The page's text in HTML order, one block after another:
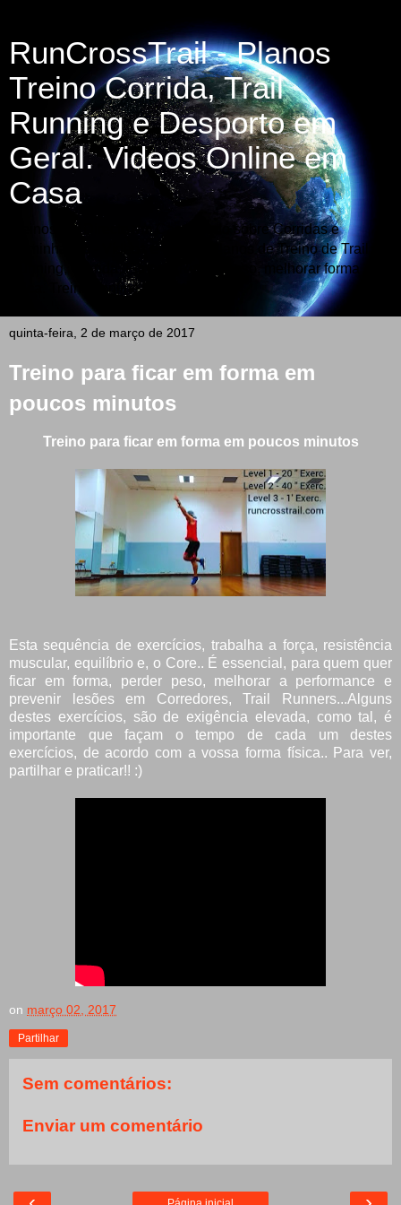
RunCrossTrail - Planos
Treino Corrida, Trail
Running e Desporto em
Geral. Videos Online em
Casa
Treinos em Directo em Casa -Tudo sobre Corridas e
Caminhadas - Vídeos e Fotos - Planos de Treino de Trail
Running, Corrida, Fitness, Perder peso, melhorar forma
física. Treinos online em video.
quinta-feira, 2 de março de 2017
Treino para ficar em forma em
poucos minutos
Treino para ficar em forma em poucos minutos
Esta sequência de exercícios, trabalha a força, resistência
muscular, equilíbrio e, o Core.. É essencial, para quem quer
ficar em forma, perder peso, melhorar a performance e
prevenir lesões em Corredores, Trail Runners...Alguns
destes exercícios, são de exigência elevada, como tal, é
importante que façam o tempo de cada um destes
exercícios, de acordo com a vossa forma física.. Para ver,
partilhar e praticar!! :)
on março 02, 2017
Partilhar
Sem comentários:
Enviar um comentário